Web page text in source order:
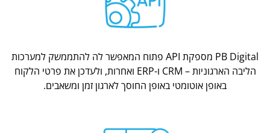
PB Digital מספקת API פתוח המאפשר לה להתממשק למערכות
הליבה הארגוניות – CRM ו-ERP ואחרות, ולעדכן את פרטי הלקוח
באופן אוטומטי באופן החוסך לארגון זמן ומשאבים.